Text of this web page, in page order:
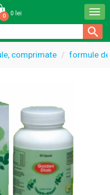
0 0 lei
comprimate formule